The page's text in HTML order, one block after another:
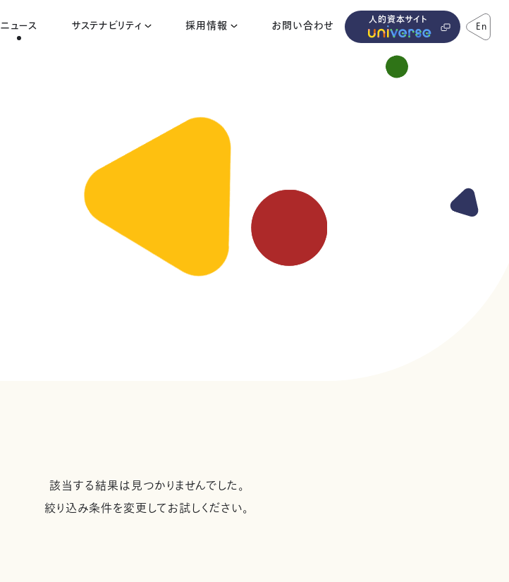
ニュース サステナビリティ 採用情報 お問い合わせ 人的資本サイト En
該当する結果は見つかりませんでした。
絞り込み条件を変更してお試しください。